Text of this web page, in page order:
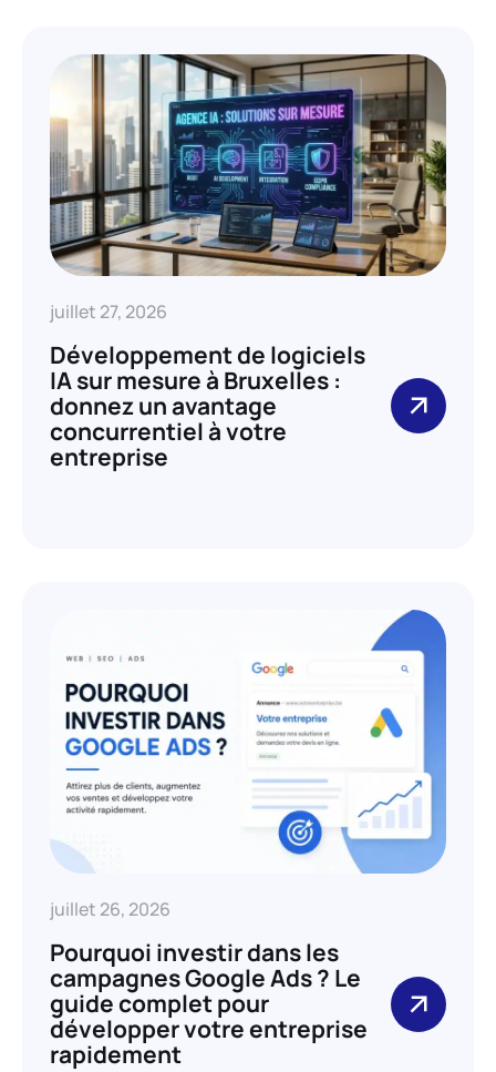
juillet 27, 2026
Développement de logiciels
IA sur mesure à Bruxelles :
donnez un avantage
concurrentiel à votre
entreprise
juillet 26, 2026
Pourquoi investir dans les
campagnes Google Ads ? Le
guide complet pour
développer votre entreprise
rapidement